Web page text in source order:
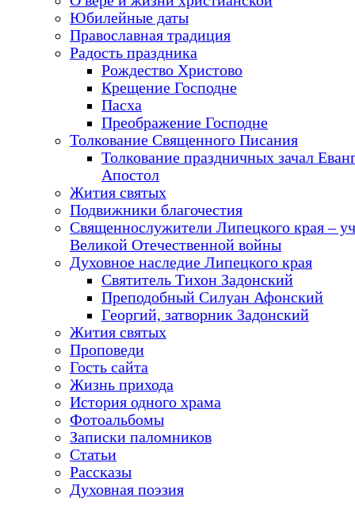
Юбилейные даты
Православная традиция
Радость праздника
Рождество Христово
Крещение Господне
Пасха
Преображение Господне
Толкование Священного Писания
Толкование праздничных зачал
Апостол
Жития святых
Подвижники благочестия
Священнослужители Липецкого края –
Великой Отечественной войны
Духовное наследие Липецкого края
Святитель Тихон Задонский
Преподобный Силуан Афонский
Георгий, затворник Задонский
Жития святых
Проповеди
Гость сайта
Жизнь прихода
История одного храма
Фотоальбомы
Записки паломников
Статьи
Рассказы
Духовная поэзия